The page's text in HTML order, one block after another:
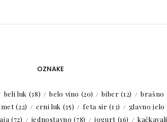
OZNAKE
beli luk (38) belo vino (20) biber (12)
brašno
(22) crni luk (35) feta sir (13)
glavno jelo
(72) jednostavno (78) jogurt(16) kačkavalj